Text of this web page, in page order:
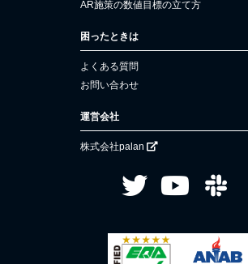
AR施策の数値目標の立て方
困ったときは
よくある質問
お問い合わせ
運営会社
株式会社palan